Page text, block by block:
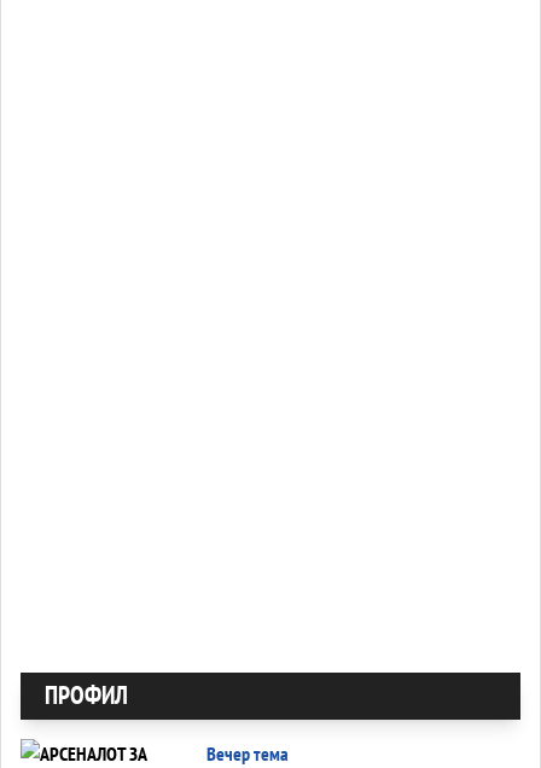
ПРОФИЛ
Вечер тема